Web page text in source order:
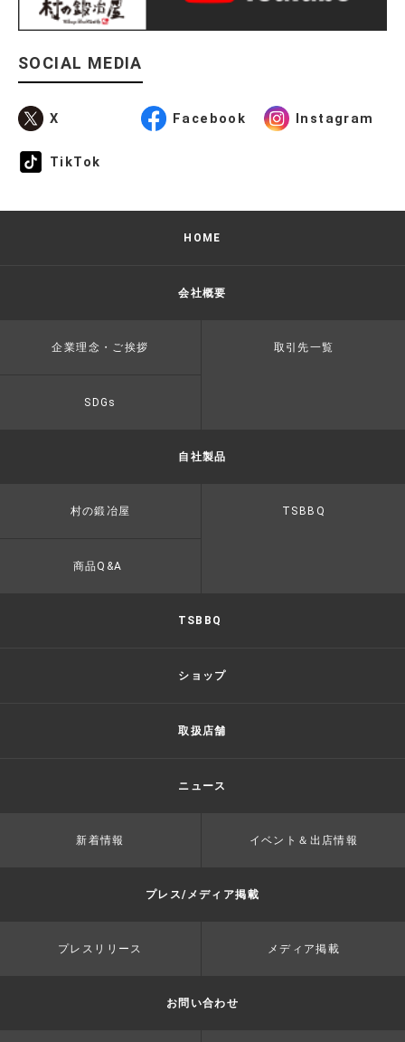
SOCIAL MEDIA
X Facebook Instagram
TikTok
HOME
会社概要
企業理念・ご挨拶 取引先一覧
SDGs
自社製品
村の鍛冶屋 TSBBQ
商品Q&A
TSBBQ
ショップ
取扱店舗
ニュース
新着情報 イベント＆出店情報
プレス/メディア掲載
プレスリリース メディア掲載
お問い合わせ